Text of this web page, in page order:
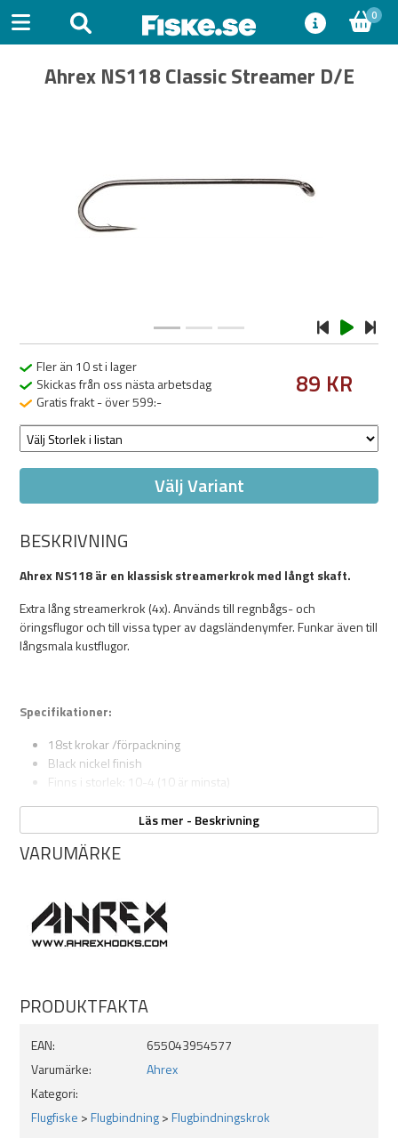
0
Ahrex NS118 Classic Streamer D/E
Previous
Fler än 10 st i lager
Skickas från oss nästa arbetsdag
Gratis frakt - över 599:-
89 KR
Välj Variant
BESKRIVNING
Ahrex NS118 är en klassisk streamerkrok med långt skaft.
Extra lång streamerkrok (4x). Används till regnbågs- och
öringsflugor och till vissa typer av dagsländenymfer. Funkar även till
långsmala kustflugor.
Specifikationer:
18st krokar /förpackning
Black nickel finish
Finns i storlek: 10-4 (10 är minsta)
Läs mer - Beskrivning
VARUMÄRKE
PRODUKTFAKTA
EAN:
655043954577
Varumärke:
Ahrex
Kategori:
Flugfiske >Flugbindning>Flugbindningskrok